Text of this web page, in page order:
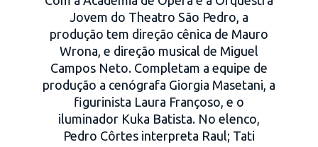
Jovem do Theatro São Pedro, a
produção tem direção cênica de Mauro
Wrona, e direção musical de Miguel
Campos Neto. Completam a equipe de
produção a cenógrafa Giorgia Masetani, a
figurinista Laura Françoso, e o
iluminador Kuka Batista. No elenco,
Pedro Côrtes interpreta Raul; Tati